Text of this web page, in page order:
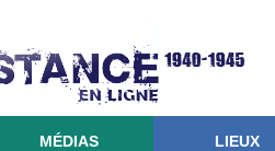
MÉDIAS LIEUX